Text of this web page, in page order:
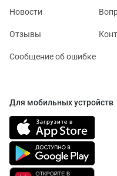
Новости
Отзывы
Сообщение об ошибке
Для мобильных устройств